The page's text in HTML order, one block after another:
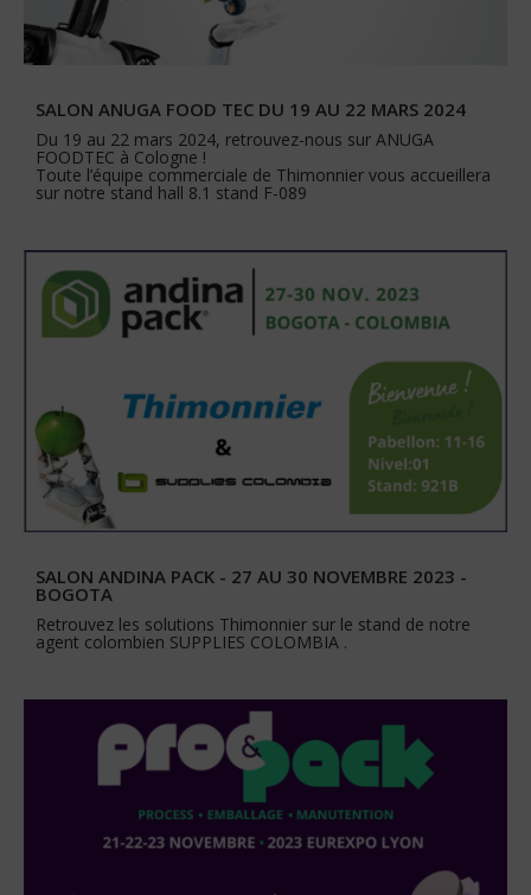
SALON ANUGA FOOD TEC DU 19 AU 22 MARS 2024
Du 19 au 22 mars 2024, retrouvez-nous sur ANUGA
FOODTEC à Cologne !
Toute l’équipe commerciale de Thimonnier vous accueillera
sur notre stand hall 8.1 stand F-089
SALON ANDINA PACK - 27 AU 30 NOVEMBRE 2023 -
BOGOTA
Retrouvez les solutions Thimonnier sur le stand de notre
agent colombien SUPPLIES COLOMBIA .